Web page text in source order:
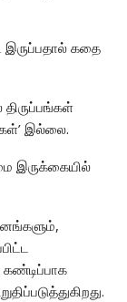
கதை
இல்லை.
இருக்கையில்
கண்டிப்பாக